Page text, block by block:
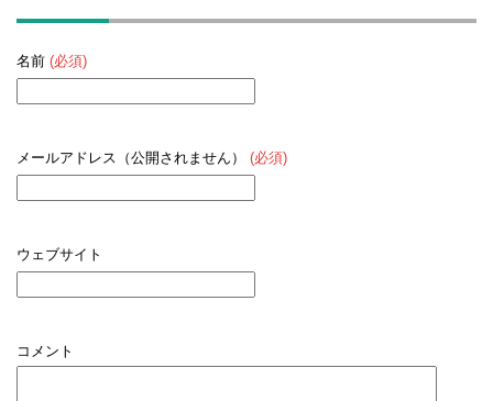
名前 (必須)
メールアドレス（公開されません） (必須)
ウェブサイト
コメント